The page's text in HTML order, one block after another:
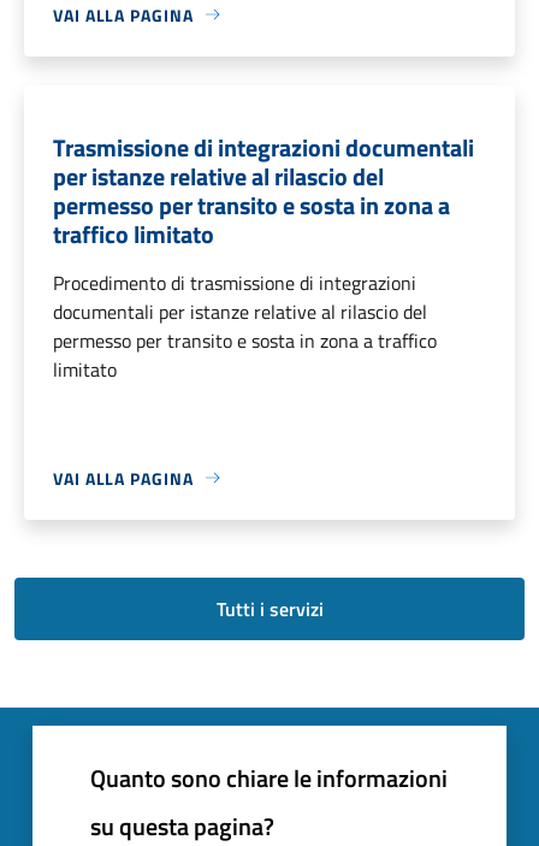
VAI ALLA PAGINA
Trasmissione di integrazioni documentali
per istanze relative al rilascio del
permesso per transito e sosta in zona a
traffico limitato
Procedimento di trasmissione di integrazioni
documentali per istanze relative al rilascio del
permesso per transito e sosta in zona a traffico
limitato
VAI ALLA PAGINA
Tutti i servizi
Quanto sono chiare le informazioni
su questa pagina?